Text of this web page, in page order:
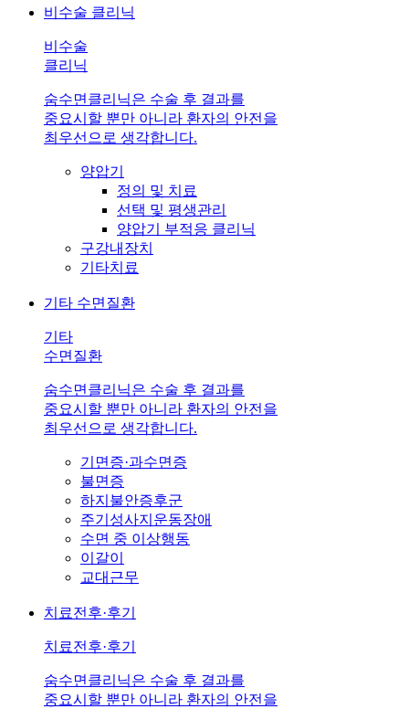
비수술 클리닉
비수술
클리닉
숨수면클리닉은 수술 후 결과를
중요시할 뿐만 아니라 환자의 안전을
최우선으로 생각합니다.
양압기
정의 및 치료
선택 및 평생관리
양압기 부적응 클리닉
구강내장치
기타치료
기타 수면질환
기타
수면질환
숨수면클리닉은 수술 후 결과를
중요시할 뿐만 아니라 환자의 안전을
최우선으로 생각합니다.
기면증·과수면증
불면증
하지불안증후군
주기성사지운동장애
수면 중 이상행동
이갈이
교대근무
치료전후·후기
치료전후·후기
숨수면클리닉은 수술 후 결과를
중요시할 뿐만 아니라 환자의 안전을